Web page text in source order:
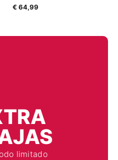
€ 64,99
limitado